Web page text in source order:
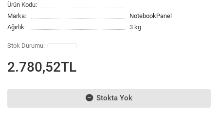
Ürün Kodu:
Marka:
NotebookPanel
Ağırlık:
3 kg
2.780,52TL
Stokta Yok